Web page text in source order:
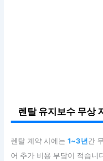
렌탈 유지보수 무상
렌탈 계약 시에는1~3년간
어 추가 비용 부담이 적습니